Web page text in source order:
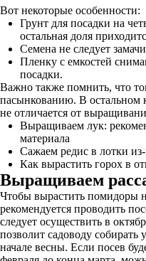
Вот некоторые особенности:
Грунт для посадки на
остальная доля
Семена не следует
Пленку с емкостей
посадки.
Важно также помнить, что
пасынкованию. В остальном
не отличается от
Выращиваем лук:
материала
Сажаем редис в лотки
Как вырастить горох в
Выращиваем
Чтобы вырастить помидоры
рекомендуется проводить
следует осуществить в
позволит садоводу
начале весны. Если посев